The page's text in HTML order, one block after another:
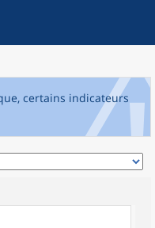
certains indicateurs